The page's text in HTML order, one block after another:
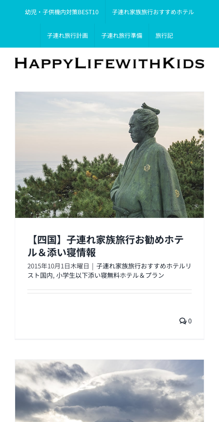
幼児・子供機内対策BEST10 子連れ家族旅行おすすめホテル
子連れ旅行計画 子連れ旅行準備 旅行記
【四国】子連れ家族旅行お勧めホテ
ル＆添い寝情報
2015年10月1日木曜日 | 子連れ家族旅行おすすめホテルリ
スト国内, 小学生以下添い寝無料ホテル＆プラン
0